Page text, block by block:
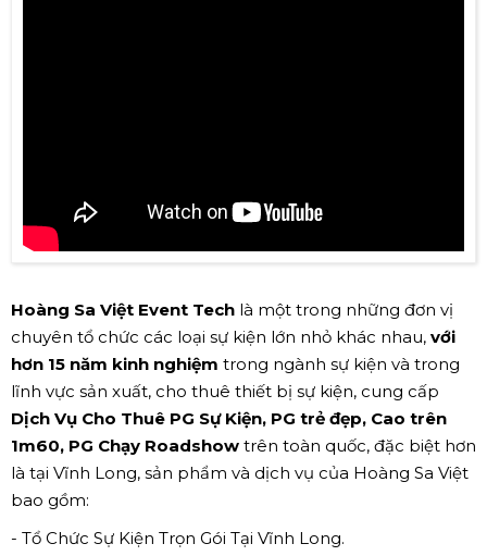
Hoàng Sa Việt Event Tech là một trong những đơn vị
chuyên tổ chức các loại sự kiện lớn nhỏ khác nhau, với
hơn 15 năm kinh nghiệm trong ngành sự kiện và trong
lĩnh vực sản xuất, cho thuê thiết bị sự kiện, cung cấp
Dịch Vụ Cho Thuê PG Sự Kiện, PG trẻ đẹp, Cao trên
1m60, PG Chạy Roadshow trên toàn quốc, đặc biệt hơn
là tại Vĩnh Long, sản phẩm và dịch vụ của Hoàng Sa Việt
bao gồm:
- Tổ Chức Sự Kiện Trọn Gói Tại Vĩnh Long.